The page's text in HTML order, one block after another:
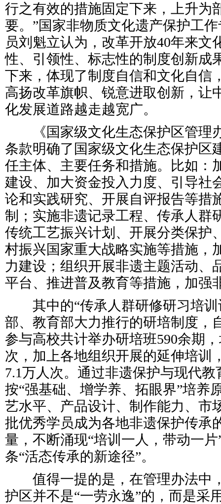
行之有效的措施固定下来，上升为
要。”国家非物质文化遗产保护工
员刘魁立认为，改革开放40年来文
性、引领性、标志性的制度创新成
下来，体现了制度自信和文化自信
高扬改革旗帜、锐意进取创新，让
化发展道路越走越宽广。
《国家级文化生态保护区管理
条款明确了国家级文化生态保护区
任主体、主要任务和措施。比如：
建设、加大资金投入力度、引导社
论和实践研究、开展自评报告等措
制；实施非遗记录工程、传承人群
传统工艺振兴计划、开展分类保护
村振兴国家重大战略实施等措施，
力建设；组织开展非遗主题活动、
平台、推进普及教育等措施，加强
其中的“传承人群研修研习培训
部、教育部大力推行的研培制度，
参与高校共计举办研培班590余期
次，加上各地组织开展的延伸培训
7.1万人次。通过非遗保护与现代
按“强基础、增学养、拓眼界”培养
艺水平、产品设计、制作能力、市
批优秀学员成为各地非遗保护传承
量，不断涌现“培训一人，带动一
条“活态传承的新途径”。
值得一提的是，在管理办法中
护区并不是“一劳永逸”的，而是采